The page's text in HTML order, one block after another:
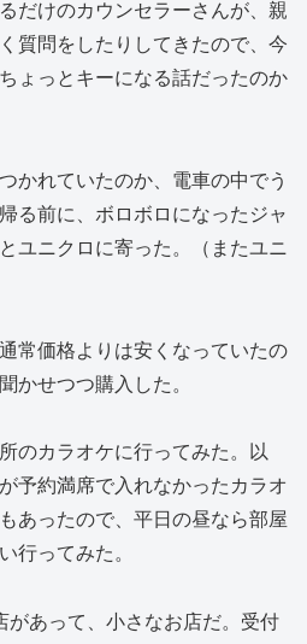
だけのカウンセラーさんが、親
質問をしたりしてきたので、今
ょっとキーになる話だったのか
かれていたのか、電車の中でう
る前に、ボロボロになったジャ
ユニクロに寄った。（またユニ
常価格よりは安くなっていたの
せつつ購入した。
のカラオケに行ってみた。以
予約満席で入れなかったカラオ
あったので、平日の昼なら部屋
行ってみた。
あって、小さなお店だ。受付